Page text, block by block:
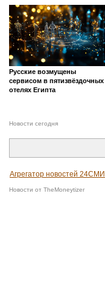
Русские возмущены
сервисом в пятизвёздочных
отелях Египта
Новости сегодня
Агрегатор новостей 24СМИ
Новости от TheMoneytizer